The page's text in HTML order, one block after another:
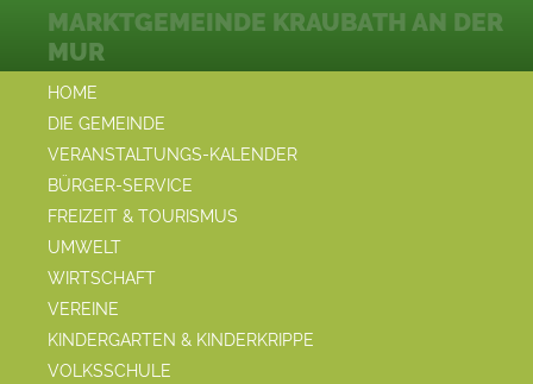
HOME
DIE GEMEINDE
VERANSTALTUNGS-KALENDER
BÜRGER-SERVICE
FREIZEIT & TOURISMUS
UMWELT
WIRTSCHAFT
VEREINE
KINDERGARTEN & KINDERKRIPPE
VOLKSSCHULE
MARKTGEMEINDE KRAUBATH AN DER
MUR